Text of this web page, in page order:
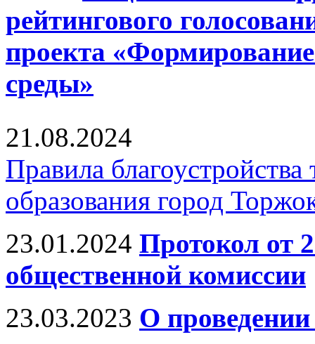
рейтингового
проекта
среды»
21.08.2024
Правила
образования город
23.01.2024 Протокол от
общественной комиссии
23.03.2023 О